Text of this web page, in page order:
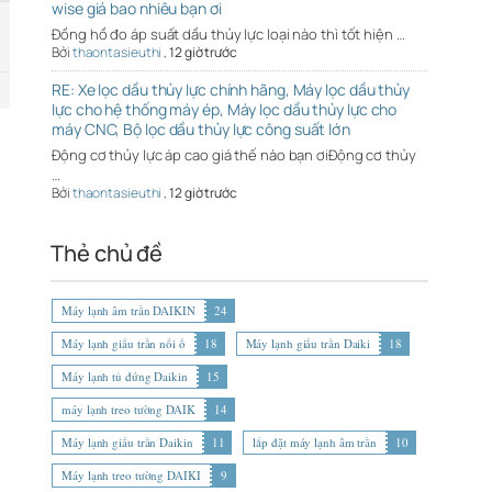
wise giá bao nhiêu bạn ơi
Đồng hồ đo áp suất dầu thủy lực loại nào thì tốt hiện …
Bởithaontasieuthi,12 giờ trước
RE: Xe lọc dầu thủy lực chính hãng, Máy lọc dầu thủy
lực cho hệ thống máy ép, Máy lọc dầu thủy lực cho
máy CNC, Bộ lọc dầu thủy lực công suất lớn
Động cơ thủy lực áp cao giá thế nào bạn ơiĐộng cơ thủy
…
Bởithaontasieuthi,12 giờ trước
Thẻ chủ đề
Máy lạnh âm trần DAIKIN
24
Máy lạnh giấu trần nối ố
18 Máy lạnh giấu trần Daiki
18
Máy lạnh tủ đứng Daikin
15
máy lạnh treo tường DAIK
14
Máy lạnh giấu trần Daikin
11 lắp đặt máy lạnh âm trần
10
Máy lạnh treo tường DAIKI
9